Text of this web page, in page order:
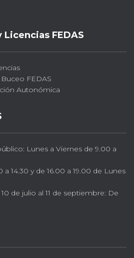
Licencias FEDAS
FEDAS
Autonómica
Lunes a Viernes de 9.00 a
14.30 y de 16.00 a 19.00 de Lunes
de julio al 11 de septiembre: De